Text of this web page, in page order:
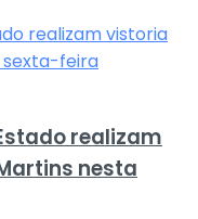
realizam
nesta